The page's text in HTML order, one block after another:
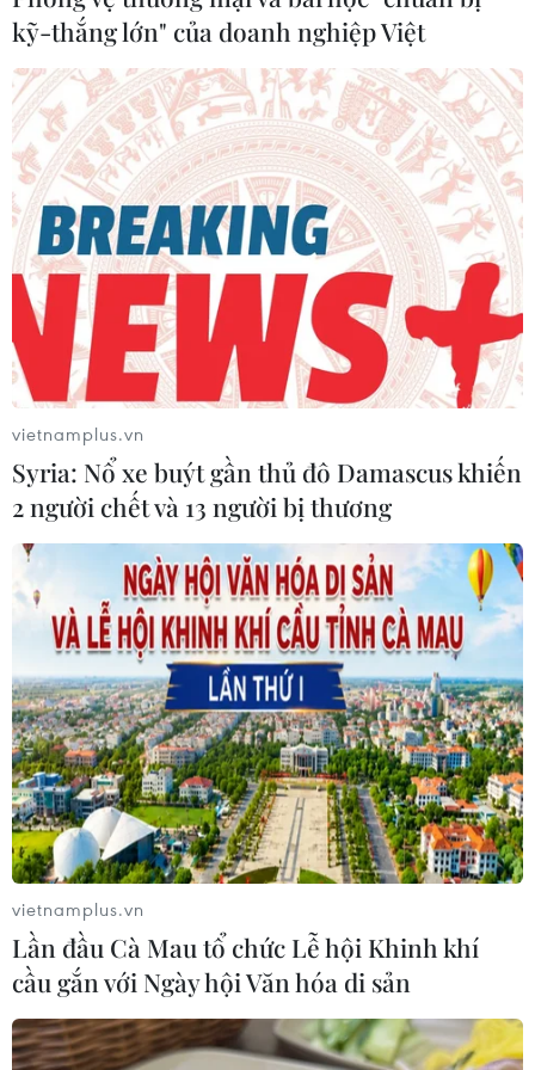
Từ cuối tháng Chín, ngành y tế Thành phố Hồ Chí Minh
đã chuẩn bị lộ trình phục hồi công năng ban đầu của
các bệnh viện nhằm đáp ứng nhu cầu khám, chữa
bệnh thông thường cho người dân.
kỹ-thắng lớn" của doanh nghiệp Việt
vietnamplus.vn
Syria: Nổ xe buýt gần thủ đô Damascus khiến
2 người chết và 13 người bị thương
vietnamplus.vn
Lần đầu Cà Mau tổ chức Lễ hội Khinh khí
cầu gắn với Ngày hội Văn hóa di sản